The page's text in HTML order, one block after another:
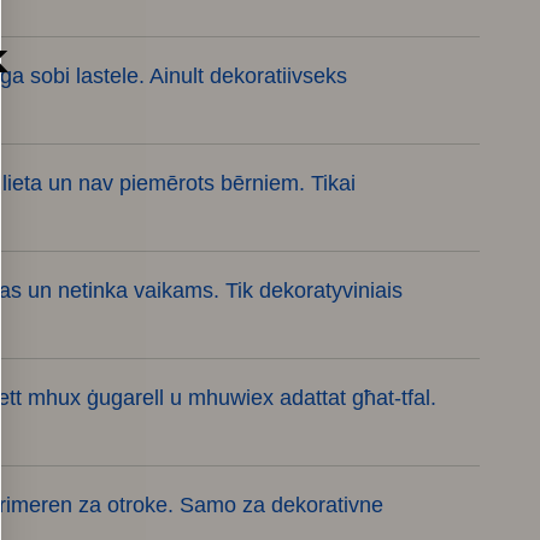
sobi lastele. Ainult dekoratiivseks
un nav piemērots bērniem. Tikai
un netinka vaikams. Tik dekoratyviniais
mhux ġugarell u mhuwiex adattat għat-tfal.
za otroke. Samo za dekorativne